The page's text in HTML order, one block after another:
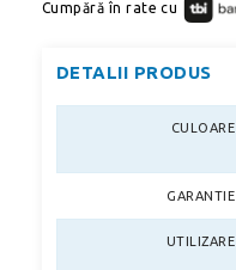
Cumpără în rate cu
DETALII PRODUS
CULOARE
GARANTIE
UTILIZARE